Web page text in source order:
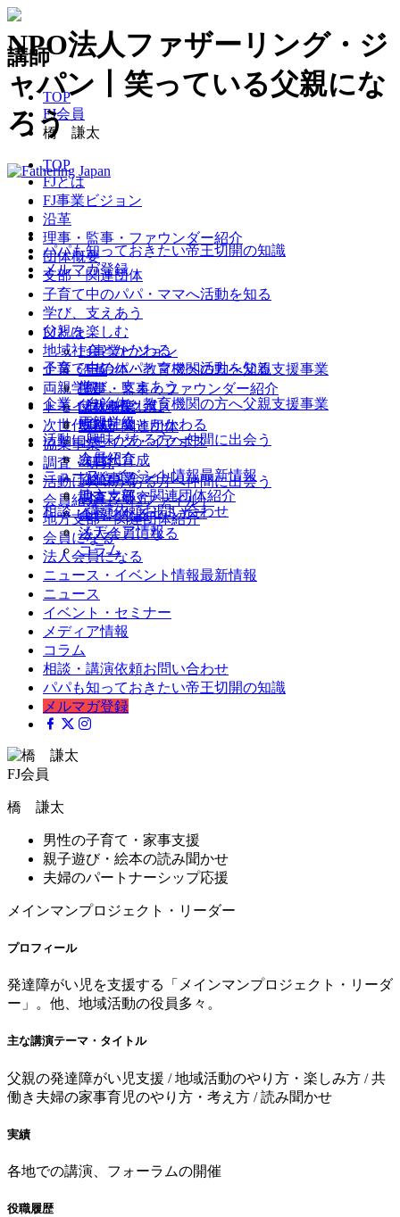
NPO法人ファザーリング・ジ
ャパン丨笑っている父親にな
ろう
パパも知っておきたい帝王切開の知識
メルマガ登録
FJとは
FJ事業ビジョン
沿革
理事・監事・ファウンダー紹介
団体概要
支部・関連団体
子育て中のパパ・ママへ活動を知る
学び、支えあう
父親を楽しむ
地域社会とかかわる
企業・自治体・教育機関の方へ父親支援事業
両親学級
トモイク・イクボス
次世代育成
協業事業
調査・研究
活動に興味がある方へ仲間に出会う
会員紹介
（パパファイル）
地方支部・関連団体紹介
会員になる
法人会員になる
ニュース・イベント情報最新情報
ニュース
イベント・セミナー
メディア情報
コラム
相談・講演依頼お問い合わせ
講師
TOP
FJ会員
橋 謙太
TOP
FJとは
FJ事業ビジョン
沿革
理事・監事・ファウンダー紹介
団体概要
支部・関連団体
子育て中のパパ・ママへ活動を知る
学び、支えあう
父親を楽しむ
地域社会とかかわる
企業・自治体・教育機関の方へ父親支援事業
両親学級
トモイク・イクボス
次世代育成
協業事業
調査・研究
活動に興味がある方へ仲間に出会う
会員紹介（パパファイル）
地方支部・関連団体紹介
会員になる
法人会員になる
ニュース・イベント情報最新情報
ニュース
イベント・セミナー
メディア情報
コラム
相談・講演依頼お問い合わせ
パパも知っておきたい帝王切開の知識
メルマガ登録
FJ会員
橋 謙太
男性の子育て・家事支援
親子遊び・絵本の読み聞かせ
夫婦のパートナーシップ応援
メインマンプロジェクト・リーダー
プロフィール
発達障がい児を支援する「メインマンプロジェクト・リーダ
ー」。他、地域活動の役員多々。
主な講演テーマ・タイトル
父親の発達障がい児支援 / 地域活動のやり方・楽しみ方 / 共
働き夫婦の家事育児のやり方・考え方 / 読み聞かせ
実績
各地での講演、フォーラムの開催
役職履歴